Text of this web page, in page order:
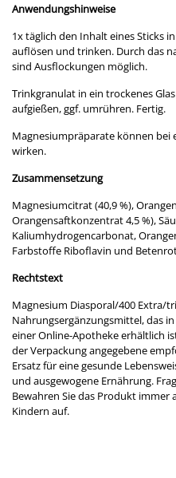
Anwendungshinweise
1x täglich den Inhalt eines Sticks
auflösen und trinken. Durch das
sind Ausflockungen möglich.
Trinkgranulat in ein trockenes
aufgießen, ggf. umrühren. Fertig.
Magnesiumpräparate können
wirken.
Zusammensetzung
Magnesiumcitrat (40,9 %),
Orangensaftkonzentrat 4,5 %),
Kaliumhydrogencarbonat,
Farbstoffe Riboflavin und
Rechtstext
Magnesium Diasporal/400 Extra/
Nahrungsergänzungsmittel, das
einer Online-Apotheke erhältlich
der Verpackung angegebene
Ersatz für eine gesunde
und ausgewogene Ernährung.
Bewahren Sie das Produkt immer
Kindern auf.